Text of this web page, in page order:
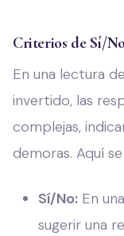
Criterios de Sí/
En una lectura
invertido, las
complejas,
demoras. Aquí
Sí/No: En
sugerir una